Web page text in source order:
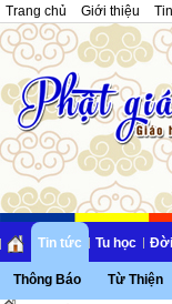
Trang chủ Giới thiệu
Tin tức
Thông Báo Từ Thiện
Tu học